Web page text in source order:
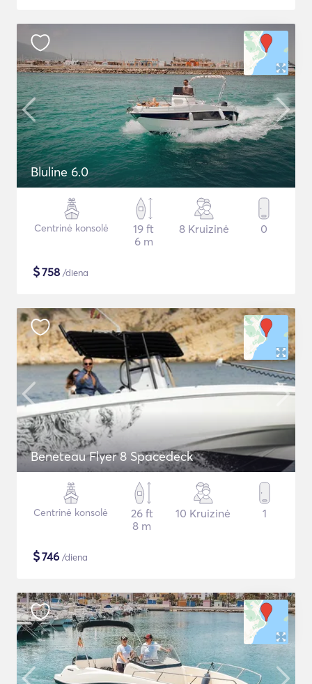
Bluline 6.0
Centrinė konsolė
19 ft
6 m
8 Kruizinė 0
$758 /diena
Beneteau Flyer 8 Spacedeck
Centrinė konsolė
26 ft
8 m
10 Kruizinė 1
$746 /diena